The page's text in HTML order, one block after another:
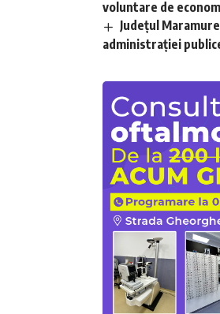
voluntare de
Județul
administrației